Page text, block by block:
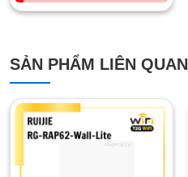
SẢN PHẨM LIÊN QUAN